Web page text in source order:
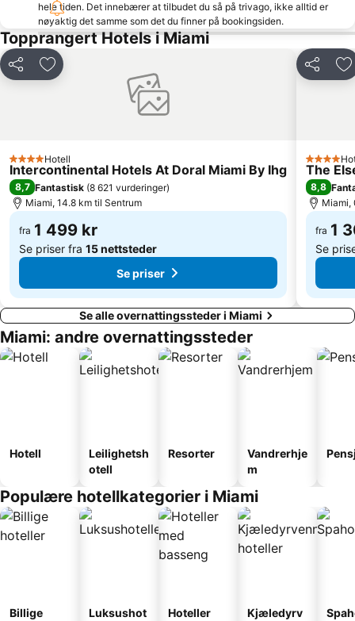
Chase Stadium
Freedom Tower
Miami River
Midtown
Coral Way
Lincoln Road Shops
The Fort Lauderdale Ghost Tours
Lincoln Road
Lummus Park
Miami Beach Gay Pride
Tamiami Trail
hele tiden. Det innebærer at tilbudet du så på trivago, ikke alltid er
nøyaktig det samme som det du finner på bookingsiden.
Topprangert Hotels i Miami
Del Legg til i favoritter
4 Stjerner
Hotell
Intercontinental Hotels At Doral Miami By Ihg
8,7 Fantastisk (8 621 vurderinger)
Miami, 14.8 km til Sentrum
fra 1 499 kr
Se priser fra 15 nettsteder
Se priser
Del
4 Stjerner
The
8,8
Miami,
fra 1
Se
Se alle overnattingssteder i Miami
Miami: andre overnattingssteder
Hotell
Leilighetsh
otell
Resorter
Vandrerhje
m
Populære hotellkategorier i Miami
Billige
Luksushot
Hoteller
Kjæledyrv